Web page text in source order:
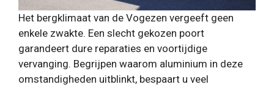
Het bergklimaat van de Vogezen vergeeft geen
enkele zwakte. Een slecht gekozen poort
garandeert dure reparaties en voortijdige
vervanging. Begrijpen waarom aluminium in deze
omstandigheden uitblinkt, bespaart u veel